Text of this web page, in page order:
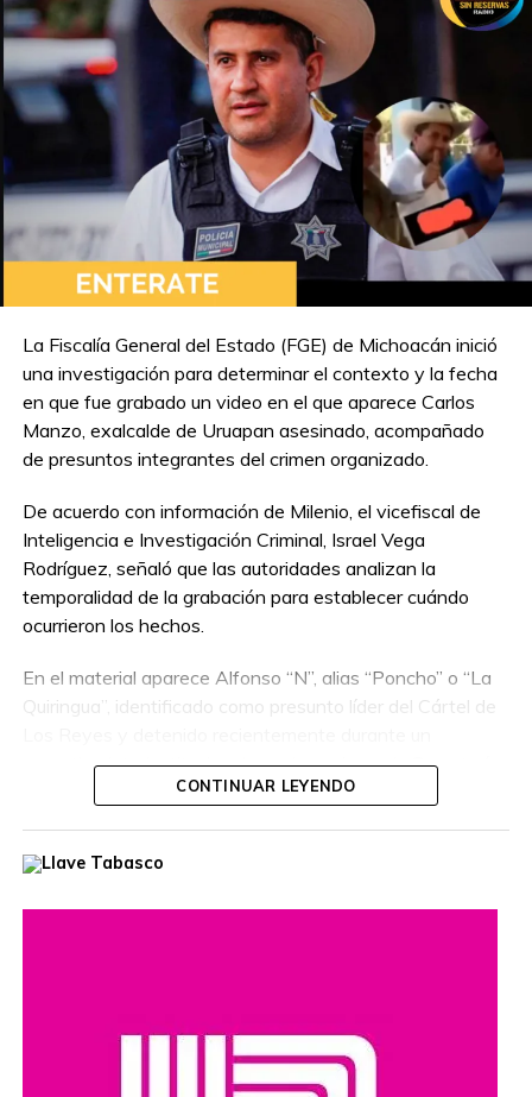
La Fiscalía General del Estado (FGE) de Michoacán inició
una investigación para determinar el contexto y la fecha
en que fue grabado un video en el que aparece Carlos
Manzo, exalcalde de Uruapan asesinado, acompañado
de presuntos integrantes del crimen organizado.
De acuerdo con información de Milenio, el vicefiscal de
Inteligencia e Investigación Criminal, Israel Vega
Rodríguez, señaló que las autoridades analizan la
temporalidad de la grabación para establecer cuándo
ocurrieron los hechos.
En el material aparece Alfonso “N”, alias “Poncho” o “La
Quiringua”, identificado como presunto líder del Cártel de
operativo interinstitucional encabezado por la Secretaría
de la Defensa Nacional.
Unidos, que habían ofrecido una recompensa de hasta
CONTINUAR LEYENDO